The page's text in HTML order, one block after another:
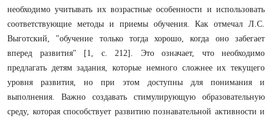
необходимо учитывать их возрастные особенности и использовать
соответствующие методы и приемы обучения. Как отмечал Л.С.
Выготский, "обучение только тогда хорошо, когда оно забегает
вперед развития" [1, с. 212]. Это означает, что необходимо
предлагать детям задания, которые немного сложнее их текущего
уровня развития, но при этом доступны для понимания и
выполнения. Важно создавать стимулирующую образовательную
среду, которая способствует развитию познавательной активности и